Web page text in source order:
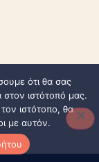
ότι θα σας
ιστότοπό μας.
ιστότοπο, θα
με αυτόν.